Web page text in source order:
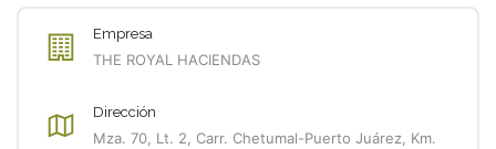
Empresa
THE ROYAL HACIENDAS
Dirección
Mza. 70, Lt. 2, Carr. Chetumal-Puerto Juárez, Km.